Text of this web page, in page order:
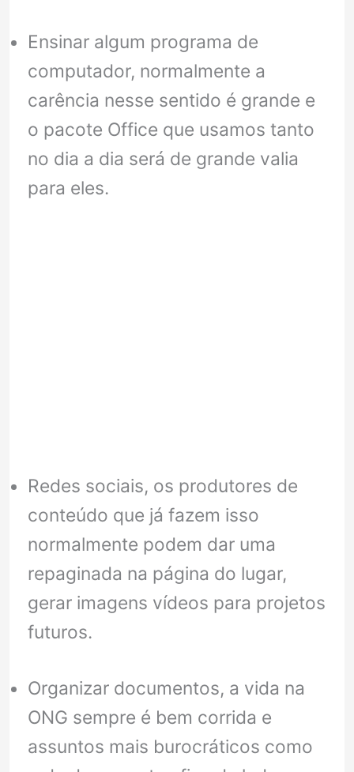
Ensinar algum programa de
computador, normalmente a
carência nesse sentido é grande e
o pacote Office que usamos tanto
no dia a dia será de grande valia
para eles.
Redes sociais, os produtores de
conteúdo que já fazem isso
normalmente podem dar uma
repaginada na página do lugar,
gerar imagens vídeos para projetos
futuros.
Organizar documentos, a vida na
ONG sempre é bem corrida e
assuntos mais burocráticos como